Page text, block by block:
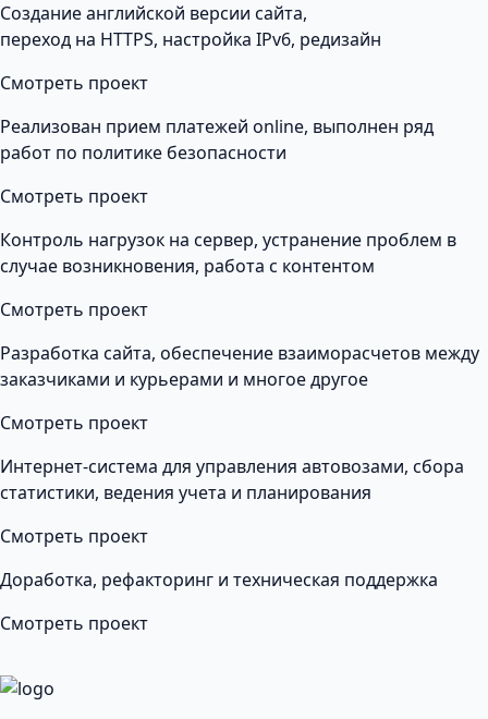
Создание английской версии сайта,
переход на HTTPS, настройка IPv6, редизайн
Смотреть проект
Реализован прием платежей online, выполнен ряд
работ по политике безопасности
Смотреть проект
Контроль нагрузок на сервер, устранение проблем в
случае возникновения, работа с контентом
Смотреть проект
Разработка сайта, обеспечение взаиморасчетов между
заказчиками и курьерами и многое другое
Смотреть проект
Интернет-система для управления автовозами, сбора
статистики, ведения учета и планирования
Смотреть проект
Доработка, рефакторинг и техническая поддержка
Смотреть проект